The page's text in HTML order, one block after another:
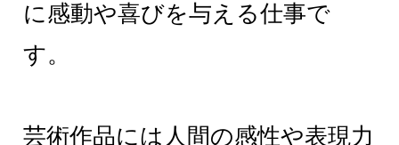
に感動や喜びを与える仕事で
す。
芸術作品には人間の感性や表現力